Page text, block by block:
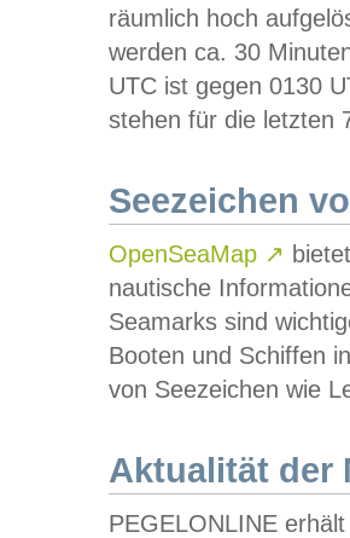
räumlich hoch
werden ca. 30
UTC ist gegen 0130
stehen für die letzten
Seezeichen
OpenSeaMap ↗
nautische
Seamarks sind
Booten und Schiffen
von Seezeichen wie
Aktualität der
PEGELONLINE